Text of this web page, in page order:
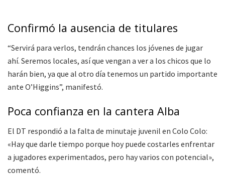
Confirmó la ausencia de titulares
“Servirá para verlos, tendrán chances los jóvenes de jugar
ahí. Seremos locales, así que vengan a ver a los chicos que lo
harán bien, ya que al otro día tenemos un partido importante
ante O’Higgins”, manifestó.
Poca confianza en la cantera Alba
El DT respondió a la falta de minutaje juvenil en Colo Colo:
«Hay que darle tiempo porque hoy puede costarles enfrentar
a jugadores experimentados, pero hay varios con potencial»,
comentó.